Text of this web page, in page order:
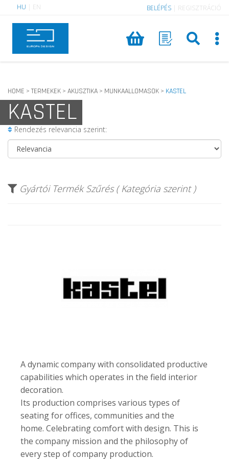
HU EN BELÉPÉS REGISZTRÁCIÓ
HOME > TERMEKEK > AKUSZTIKA > MUNKAALLOMASOK > KASTEL
KASTEL
Rendezés relevancia szerint:
Gyártói Termék Szűrés ( Kategória szerint )
A dynamic company with consolidated productive
capabilities which operates in the field interior
decoration.
Its production comprises various types of
seating for offices, communities and the
home. Celebrating comfort with design. This is
the company mission and the philosophy of
every step of company production.